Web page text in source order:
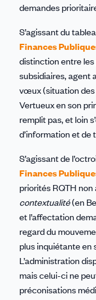
demandes
S’agissant du
Finances
distinction entre
subsidiaires, agent
vœux (situation des
Vertueux en son
remplit pas, et loin
d’information et
S’agissant de
Finances
priorités RQTH
contextualité(en
et l’affectation
regard du
plus inquiétante en
L’administration
mais celui-ci ne
préconisations